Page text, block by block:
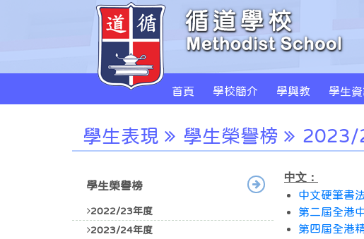
首頁 學校簡介 學與教 學生
學生表現 學生榮譽榜 2023/
學生榮譽榜
2022/23年度
2023/24年度
中文：
中文硬筆書
第二屆全港
第四屆全港